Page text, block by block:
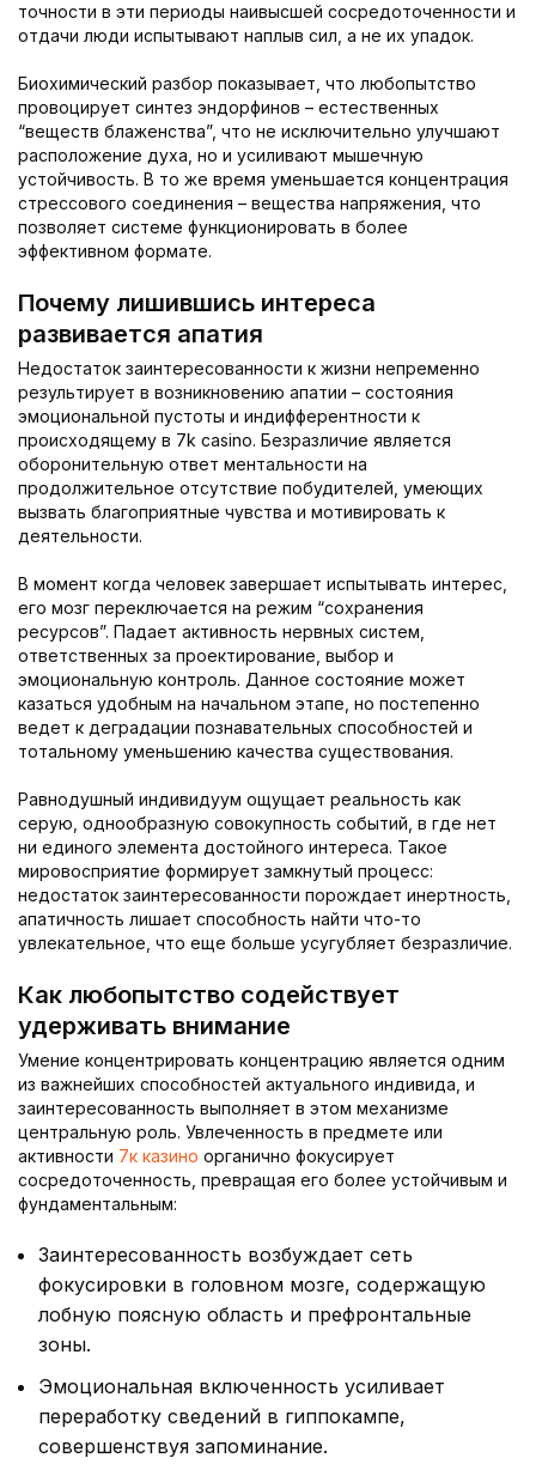
точности в эти периоды наивысшей сосредоточенности и
отдачи люди испытывают наплыв сил, а не их упадок.
Биохимический разбор показывает, что любопытство
провоцирует синтез эндорфинов – естественных
“веществ блаженства”, что не исключительно улучшают
расположение духа, но и усиливают мышечную
устойчивость. В то же время уменьшается концентрация
стрессового соединения – вещества напряжения, что
позволяет системе функционировать в более
эффективном формате.
Почему лишившись интереса
развивается апатия
Недостаток заинтересованности к жизни непременно
результирует в возникновению апатии – состояния
эмоциональной пустоты и индифферентности к
происходящему в 7k casino. Безразличие является
оборонительную ответ ментальности на
продолжительное отсутствие побудителей, умеющих
вызвать благоприятные чувства и мотивировать к
деятельности.
В момент когда человек завершает испытывать интерес,
его мозг переключается на режим “сохранения
ресурсов”. Падает активность нервных систем,
ответственных за проектирование, выбор и
эмоциональную контроль. Данное состояние может
казаться удобным на начальном этапе, но постепенно
ведет к деградации познавательных способностей и
тотальному уменьшению качества существования.
Равнодушный индивидуум ощущает реальность как
серую, однообразную совокупность событий, в где нет
ни единого элемента достойного интереса. Такое
мировосприятие формирует замкнутый процесс:
недостаток заинтересованности порождает инертность,
апатичность лишает способность найти что-то
увлекательное, что еще больше усугубляет безразличие.
Как любопытство содействует
удерживать внимание
Умение концентрировать концентрацию является одним
из важнейших способностей актуального индивида, и
заинтересованность выполняет в этом механизме
центральную роль. Увлеченность в предмете или
активности 7к казино органично фокусирует
сосредоточенность, превращая его более устойчивым и
фундаментальным:
Заинтересованность возбуждает сеть
фокусировки в головном мозге, содержащую
лобную поясную область и префронтальные
зоны.
Эмоциональная включенность усиливает
переработку сведений в гиппокампе,
совершенствуя запоминание.